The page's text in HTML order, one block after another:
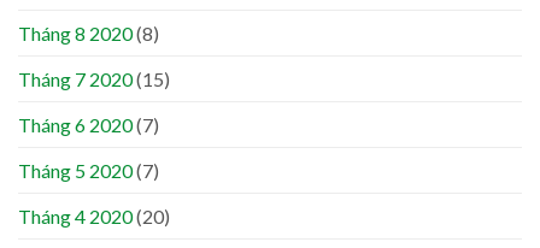
Tháng 8 2020(8)
Tháng 7 2020(15)
Tháng 6 2020(7)
Tháng 5 2020(7)
Tháng 4 2020(20)